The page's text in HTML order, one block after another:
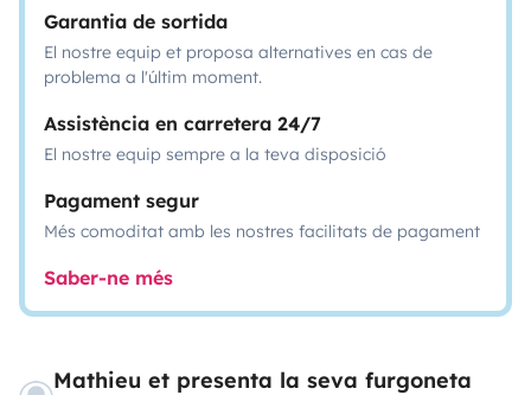
Garantia de sortida
El nostre equip et proposa alternatives en cas de
problema a l'últim moment.
Assistència en carretera 24/7
El nostre equip sempre a la teva disposició
Pagament segur
Més comoditat amb les nostres facilitats de pagament
Saber-ne més
Mathieu et presenta la seva furgoneta